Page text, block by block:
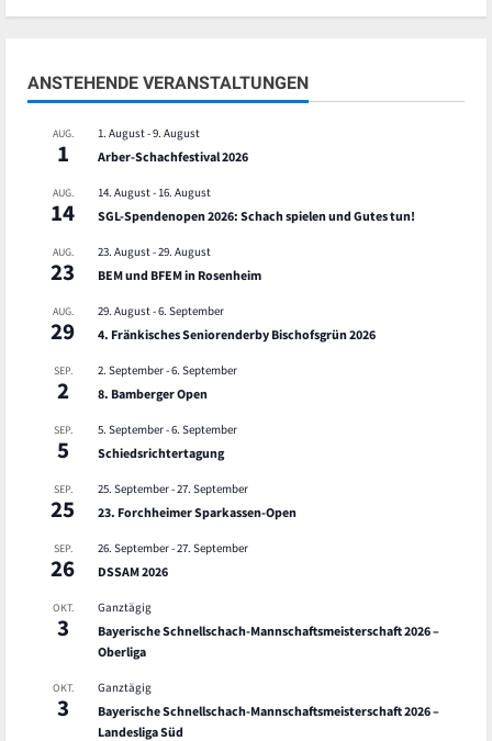
ANSTEHENDE VERANSTALTUNGEN
AUG.
1
1. August-9. August
Arber-Schachfestival 2026
AUG.
14
14. August- 16. August
SGL-Spendenopen 2026: Schach spielen und Gutes tun!
AUG.
23
23. August-29. August
BEM und BFEM in Rosenheim
AUG.
29
29. August-6. September
4. Fränkisches Seniorenderby Bischofsgrün 2026
SEP.
2
2. September-6. September
8. Bamberger Open
SEP.
5
5. September-6. September
Schiedsrichtertagung
SEP.
25
25. September-27. September
23. Forchheimer Sparkassen-Open
SEP.
26
26. September-27. September
DSSAM 2026
OKT.
3
Ganztägig
Bayerische Schnellschach-Mannschaftsmeisterschaft 2026 –
Oberliga
OKT.
3
Ganztägig
Bayerische Schnellschach-Mannschaftsmeisterschaft 2026 –
Landesliga Süd